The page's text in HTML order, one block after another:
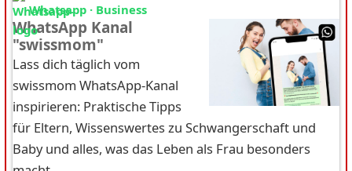
Whatsapp · Business
WhatsApp Kanal
"swissmom"
Lass dich täglich vom
swissmom WhatsApp-Kanal
inspirieren: Praktische Tipps
für Eltern, Wissenswertes zu Schwangerschaft und
Baby und alles, was das Leben als Frau besonders